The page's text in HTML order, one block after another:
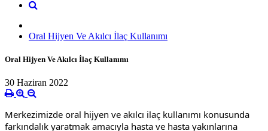
Oral Hijyen Ve Akılcı İlaç Kullanımı
Oral Hijyen Ve Akılcı İlaç Kullanımı
30 Haziran 2022
Merkezimizde oral hijyen ve akılcı ilaç kullanımı konusunda
farkındalık yaratmak amacıyla hasta ve hasta yakınlarına